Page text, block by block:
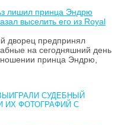
лишил принца Эндрю
выселить его из Royal
дворец предпринял
на сегодняшний день
принца Эндрю,
СУДЕБНЫЙ
ИХ ФОТОГРАФИЙ С